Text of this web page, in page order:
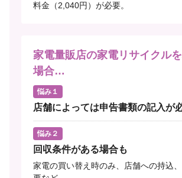
料金（2,040円）が必要。
家電量販店の家電リサイクル
場合…
悩み１
店舗によっては申告書類の記入が
悩み２
回収条件がある場合も
家電の買い替え時のみ、店舗への持込